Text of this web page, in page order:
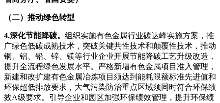
（二）推动绿色转型
4.深化节能降碳。 组织实施有色金属行业碳达峰实施方案，推
广绿色低碳成熟技术，突破关键共性技术和颠覆性技术，推动
铜、铝、铅、锌、镁等行业企业开展节能降碳工艺升级改造，
提升全流程绿色发展水平。严格新增有色金属项目准入管理，
新建和改扩建有色金属冶炼项目须达到能耗限额标准先进值和
环保超低排放要求，大气污染防治重点区域须同时符合环保绩
效A级要求。引导企业和园区加强环保绩效管理，提升环保绩